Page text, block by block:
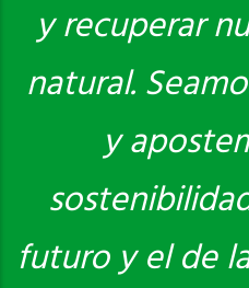
y recuperar
natural.
y
futuro y el de